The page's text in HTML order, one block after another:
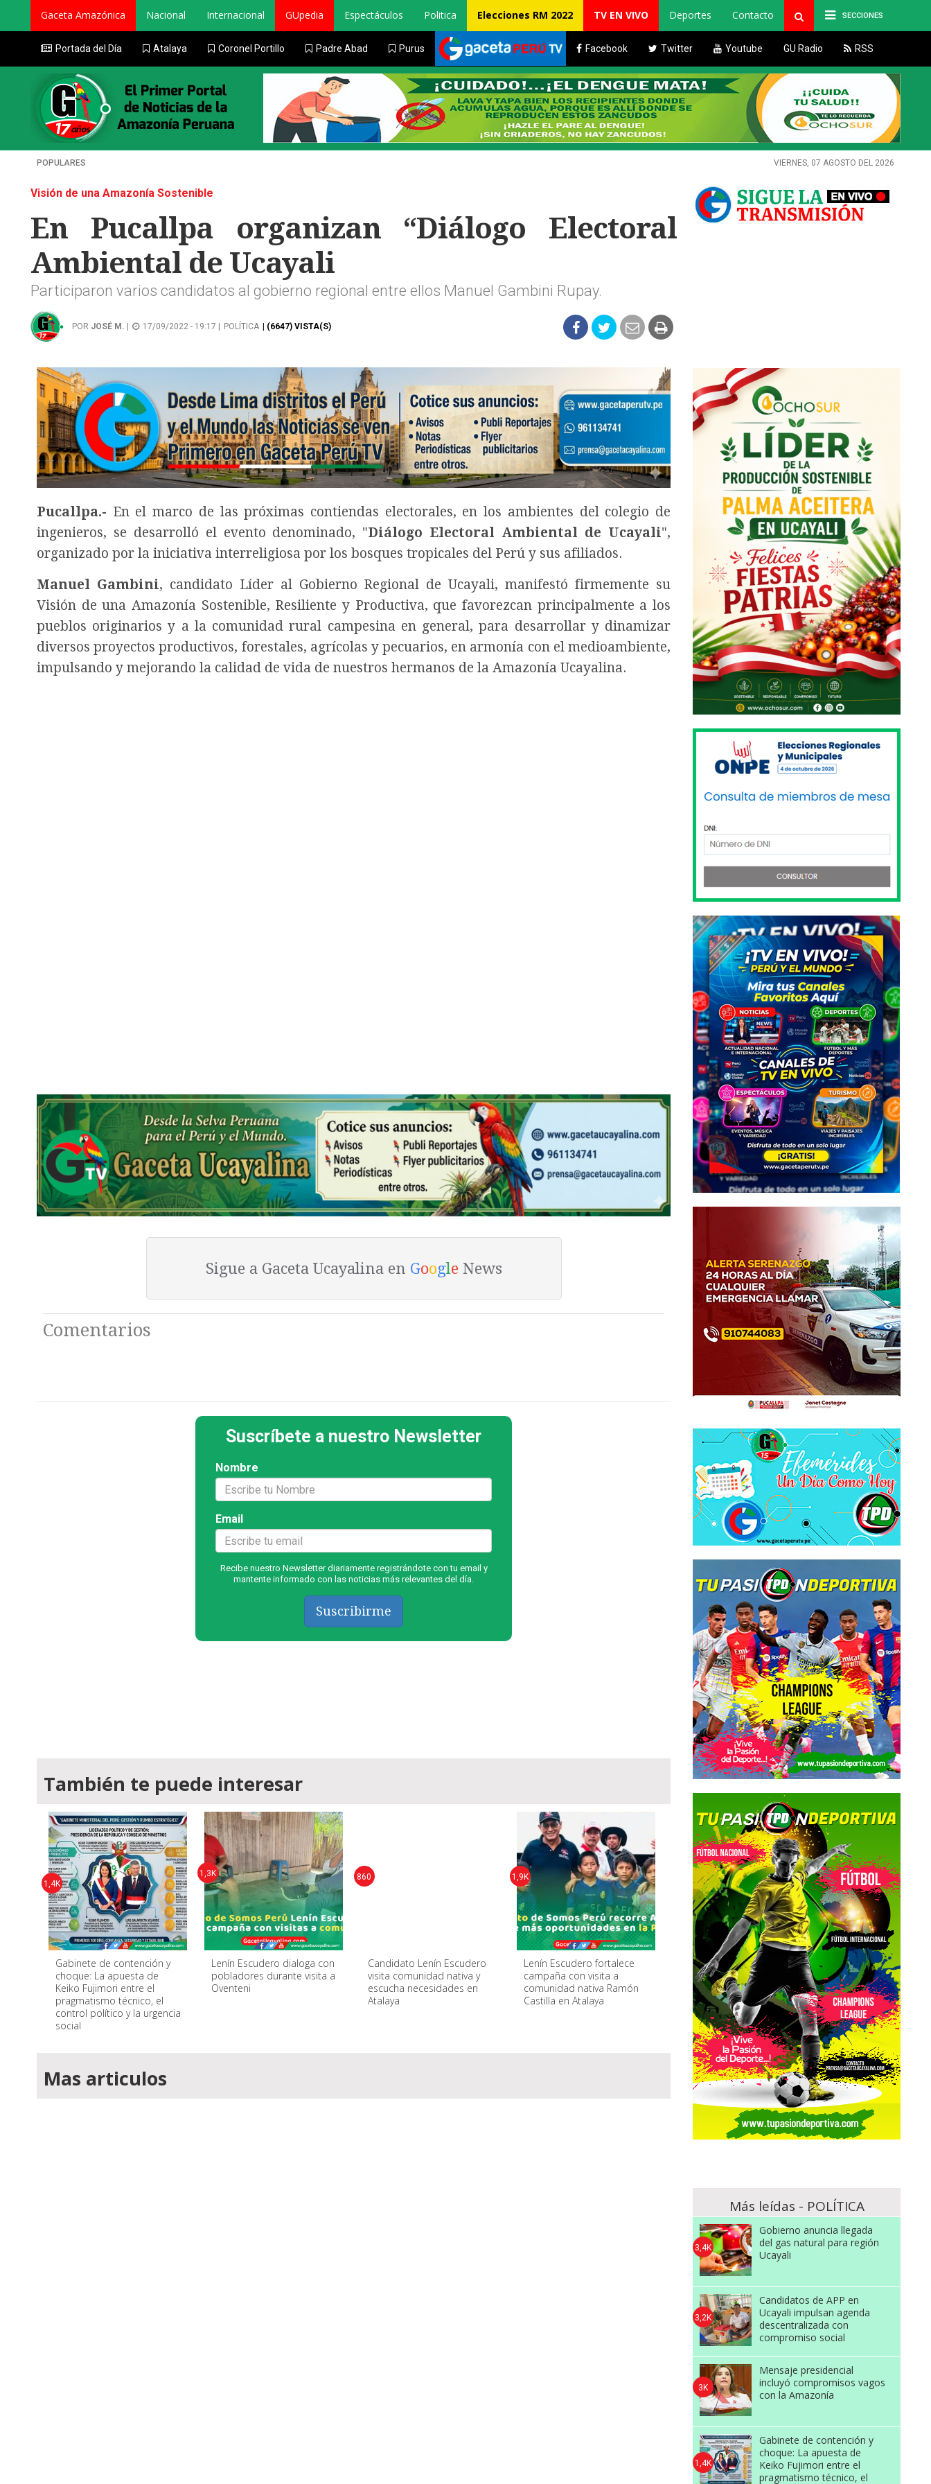
SECCIONES
Gaceta Amazónica Nacional Internacional GUpedia Espectáculos Politica Elecciones RM 2022 TV EN VIVO Deportes Contacto
Portada del Día Atalaya Coronel Portillo Padre Abad Purus Facebook Twitter Youtube GU Radio RSS
POPULARES VIERNES, 07 AGOSTO DEL 2026
Visión de una Amazonía Sostenible
En Pucallpa organizan “Diálogo Electoral
Ambiental de Ucayali
Participaron varios candidatos al gobierno regional entre ellos Manuel Gambini Rupay.
POR JOSÉ M. 17/09/2022 - 19:17 | POLÍTICA | (6647) VISTA(S)
Pucallpa.- En el marco de las próximas contiendas electorales, en los ambientes del colegio de
ingenieros, se desarrolló el evento denominado, "Diálogo Electoral Ambiental de Ucayali",
organizado por la iniciativa interreligiosa por los bosques tropicales del Perú y sus afiliados.
Manuel Gambini, candidato Líder al Gobierno Regional de Ucayali, manifestó firmemente su
Visión de una Amazonía Sostenible, Resiliente y Productiva, que favorezcan principalmente a los
pueblos originarios y a la comunidad rural campesina en general, para desarrollar y dinamizar
diversos proyectos productivos, forestales, agrícolas y pecuarios, en armonía con el medioambiente,
impulsando y mejorando la calidad de vida de nuestros hermanos de la Amazonía Ucayalina.
Sigue a Gaceta Ucayalina en GoogleNews
Comentarios
Suscríbete a nuestro Newsletter
Nombre
Email
Recibe nuestro Newsletter diariamente registrándote con tu email y
mantente informado con las noticias más relevantes del día.
Suscribirme
También te puede interesar
Gabinete de contención y
choque: La apuesta de
Keiko Fujimori entre el
pragmatismo técnico, el
control político y la urgencia
social ​
1,4K
Lenín Escudero dialoga con
pobladores durante visita a
Oventeni
1,3K
Candidato Lenín Escudero
visita comunidad nativa y
escucha necesidades en
Atalaya
860
Lenín Escudero fortalece
campaña con visita a
comunidad nativa Ramón
Castilla en Atalaya
1,9K
Mas articulos
Más leídas - POLÍTICA
Gobierno anuncia llegada
del gas natural para región
Ucayali
3,4K
Candidatos de APP en
Ucayali impulsan agenda
descentralizada con
compromiso social
3,2K
Mensaje presidencial
incluyó compromisos vagos
con la Amazonía
3K
Gabinete de contención y
choque: La apuesta de
Keiko Fujimori entre el
pragmatismo técnico, el
1,4K